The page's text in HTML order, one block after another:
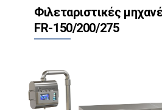
Φιλεταριστικές
FR-150/200/275